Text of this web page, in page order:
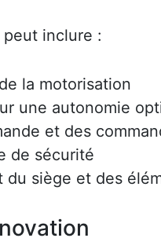
inclure :
la motorisation
une autonomie
et des
de sécurité
siège et des